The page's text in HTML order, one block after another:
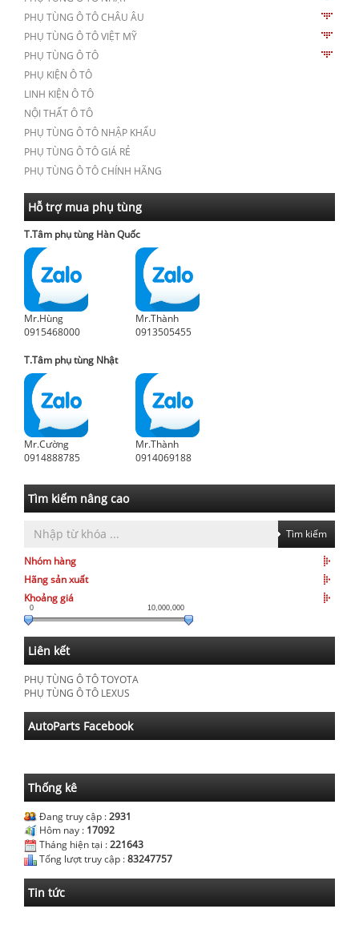
PHỤ TÙNG Ô TÔ CHÂU ÂU
PHỤ TÙNG Ô TÔ VIỆT MỸ
PHỤ TÙNG Ô TÔ
PHỤ KIỆN Ô TÔ
LINH KIỆN Ô TÔ
NỘI THẤT Ô TÔ
PHỤ TÙNG Ô TÔ NHẬP KHẨU
PHỤ TÙNG Ô TÔ GIÁ RẺ
PHỤ TÙNG Ô TÔ CHÍNH HÃNG
Hỗ trợ mua phụ tùng
T.Tâm phụ tùng Hàn Quốc
Mr.Hùng
0915468000
Mr.Thành
0913505455
T.Tâm phụ tùng Nhật
Mr.Cường
0914888785
Mr.Thành
0914069188
Tìm kiếm nâng cao
Tìm kiếm
Nhóm hàng
Hãng sản xuất
Khoảng giá
0 10,000,000
Liên kết
PHỤ TÙNG Ô TÔ TOYOTA
PHỤ TÙNG Ô TÔ LEXUS
AutoParts Facebook
Thống kê
Đang truy cập :2931
Hôm nay : 17092
Tháng hiện tại :221643
Tổng lượt truy cập :83247757
Tin tức